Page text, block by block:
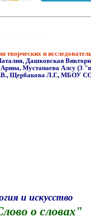
творческих и
Дашковская
Мустапаева Алсу (3
Щербакова Л.Г.,МБОУ
и искусство
о словах"